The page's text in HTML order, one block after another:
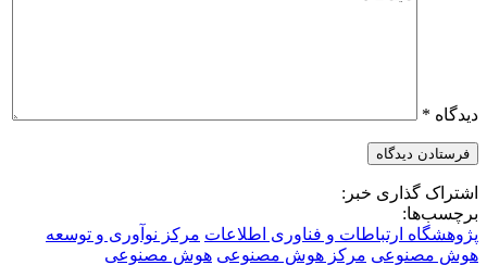
دیدگاه *
اشتراک گذاری خبر:
برچسب‌ها:
پژوهشگاه ارتباطات و فناوری اطلاعات مرکز نوآوری و توسعه
هوش مصنوعی مرکز هوش مصنوعی هوش مصنوعی